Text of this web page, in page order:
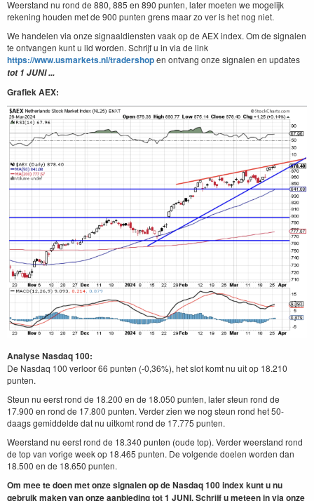
Weerstand nu rond de 880, 885 en 890 punten, later moeten we mogelijk
rekening houden met de 900 punten grens maar zo ver is het nog niet.
We handelen via onze signaaldiensten vaak op de AEX index. Om de signalen
te ontvangen kunt u lid worden. Schrijf u in via de link
https://www.usmarkets.nl/tradershopen ontvang onze signalen en updates
tot 1 JUNI ...
Grafiek AEX:
Analyse Nasdaq 100:
De Nasdaq 100 verloor 66 punten (-0,36%), het slot komt nu uit op 18.210
punten.
Steun nu eerst rond de 18.200 en de 18.050 punten, later steun rond de
17.900 en rond de 17.800 punten. Verder zien we nog steun rond het 50-
daags gemiddelde dat nu uitkomt rond de 17.775 punten.
Weerstand nu eerst rond de 18.340 punten (oude top). Verder weerstand rond
de top van vorige week op 18.465 punten. De volgende doelen worden dan
18.500 en de 18.650 punten.
Om mee te doen met onze signalen op de Nasdaq 100 index kunt u nu
gebruik maken van onze aanbieding tot 1 JUNI. Schrijf u meteen in via onze